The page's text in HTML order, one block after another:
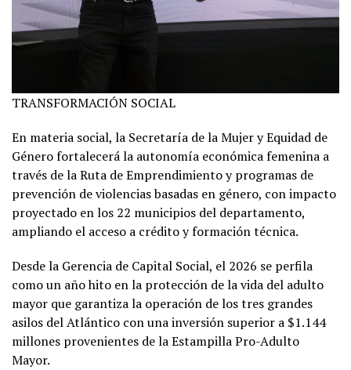
TRANSFORMACIÓN SOCIAL
En materia social, la Secretaría de la Mujer y Equidad de
Género fortalecerá la autonomía económica femenina a
través de la Ruta de Emprendimiento y programas de
prevención de violencias basadas en género, con impacto
proyectado en los 22 municipios del departamento,
ampliando el acceso a crédito y formación técnica.
Desde la Gerencia de Capital Social, el 2026 se perfila
como un año hito en la protección de la vida del adulto
mayor que garantiza la operación de los tres grandes
asilos del Atlántico con una inversión superior a $1.144
millones provenientes de la Estampilla Pro-Adulto
Mayor.